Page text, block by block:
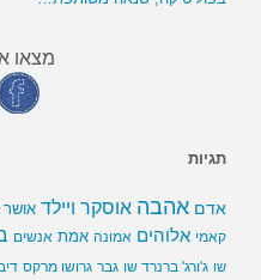
מצאו
תגיות
אדם אהבה אוסקר ויילד אושר
קאמי אלוהים אמונה אמת אנשים
שו ג'ורג' ברנרד שו גבר גרושו מרקס